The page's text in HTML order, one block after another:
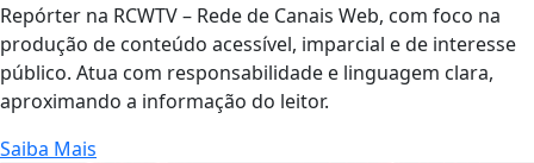
Repórter na RCWTV – Rede de Canais Web, com foco na
produção de conteúdo acessível, imparcial e de interesse
público. Atua com responsabilidade e linguagem clara,
aproximando a informação do leitor.
Saiba Mais